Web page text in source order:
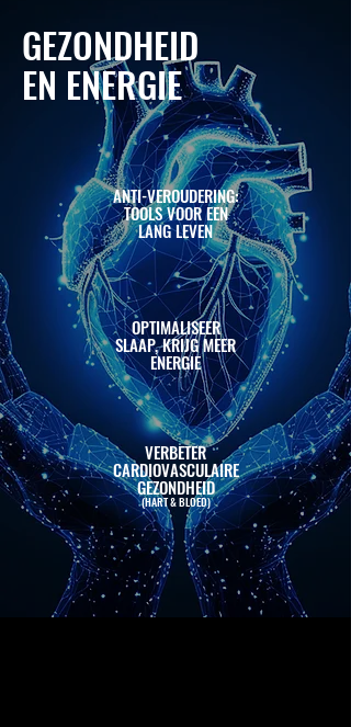
GEZONDHEID
EN ENERGIE
ANTI-VEROUDERING:
TOOLS VOOR EEN
LANG LEVEN
OPTIMALISEER
SLAAP, KRIJG MEER
ENERGIE
VERBETER
CARDIOVASCULAIRE
GEZONDHEID
(HART & BLOED)